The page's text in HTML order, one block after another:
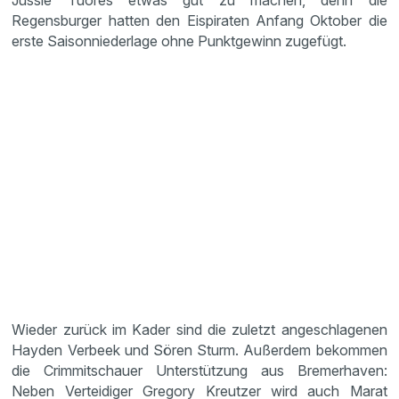
Regensburger hatten den Eispiraten Anfang Oktober die
erste Saisonniederlage ohne Punktgewinn zugefügt.
Wieder zurück im Kader sind die zuletzt angeschlagenen
Hayden Verbeek und Sören Sturm. Außerdem bekommen
die Crimmitschauer Unterstützung aus Bremerhaven:
Neben Verteidiger Gregory Kreutzer wird auch Marat